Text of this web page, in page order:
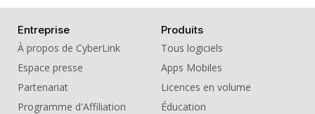
Entreprise
À propos de CyberLink
Espace presse
Partenariat
Programme d'Affiliation
Produits
Tous logiciels
Apps Mobiles
Licences en volume
Éducation